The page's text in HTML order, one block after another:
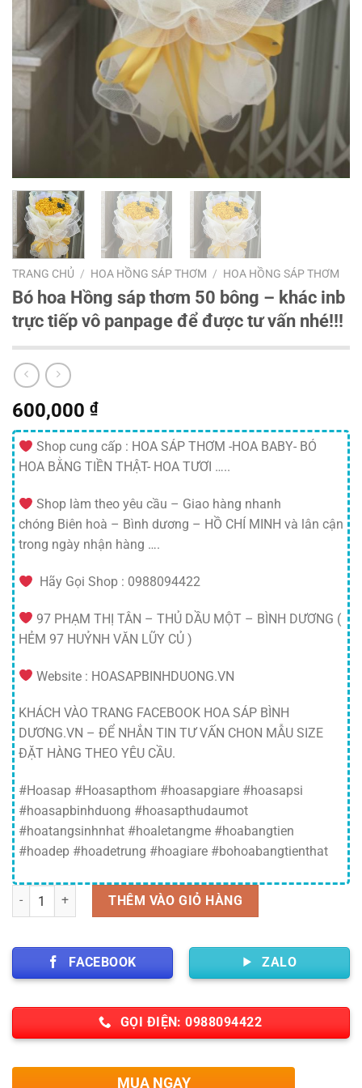
TRANG CHỦ / HOA HỒNG SÁP THƠM / HOA HỒNG SÁP THƠM
Bó hoa Hồng sáp thơm 50 bông – khác inb
trực tiếp vô panpage để được tư vấn nhé!!!
600,000 ₫
Shop cung cấp : HOA SÁP THƠM -HOA BABY- BÓ
HOA BẰNG TIỀN THẬT- HOA TƯƠI …..
Shop làm theo yêu cầu – Giao hàng nhanh
chóng Biên hoà – Bình dương – HỒ CHÍ MINH và lân cận
trong ngày nhận hàng ….
Hãy Gọi Shop : 0988094422
97 PHẠM THỊ TÂN – THỦ DẦU MỘT – BÌNH DƯƠNG (
HẺM 97 HUỶNH VĂN LŨY CỦ )
Website : HOASAPBINHDUONG.VN
KHÁCH VÀO TRANG FACEBOOK HOA SÁP BÌNH
DƯƠNG.VN – ĐỂ NHẮN TIN TƯ VẤN CHON MẪU SIZE
ĐẶT HÀNG THEO YÊU CẦU.
#Hoasap #Hoasapthom #hoasapgiare #hoasapsi
#hoasapbinhduong #hoasapthudaumot
#hoatangsinhnhat #hoaletangme #hoabangtien
#hoadep #hoadetrung #hoagiare #bohoabangtienthat
Số lượng THÊM VÀO GIỎ HÀNG
FACEBOOK ZALO
GỌI ĐIỆN: 0988094422
MUA NGAY